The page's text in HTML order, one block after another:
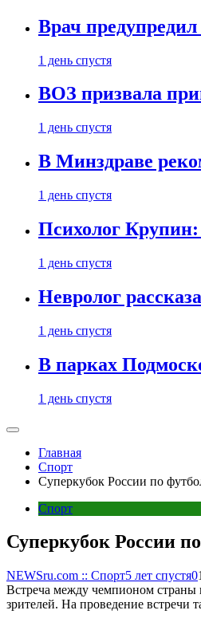
Врач
1 день спустя
ВОЗ призвала
1 день спустя
В Минздраве
1 день спустя
Психолог Крупин:
1 день спустя
Невролог
1 день спустя
В парках
1 день спустя
Главная
Спорт
Суперкубок России по
Спорт
Суперкубок России
NEWSru.com :: Спорт5 лет спустя0
Встреча между чемпионом страны
зрителей. На проведение